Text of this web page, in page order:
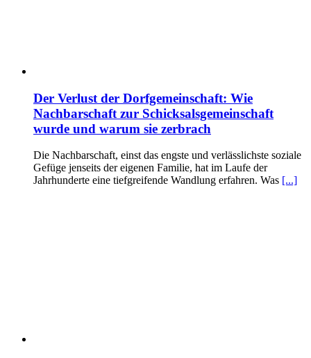
Der Verlust der Dorfgemeinschaft: Wie
Nachbarschaft zur Schicksalsgemeinschaft
wurde und warum sie zerbrach
Die Nachbarschaft, einst das engste und verlässlichste soziale
Gefüge jenseits der eigenen Familie, hat im Laufe der
Jahrhunderte eine tiefgreifende Wandlung erfahren. Was [...]